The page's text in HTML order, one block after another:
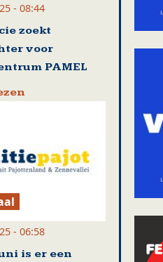
- 08:44
zoekt
voor
PAMEL
- 06:58
is er een